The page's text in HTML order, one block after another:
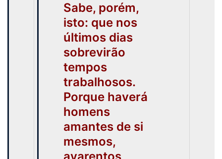
Sabe, porém,
isto: que nos
últimos dias
sobrevirão
tempos
trabalhosos.
Porque haverá
homens
amantes de si
mesmos,